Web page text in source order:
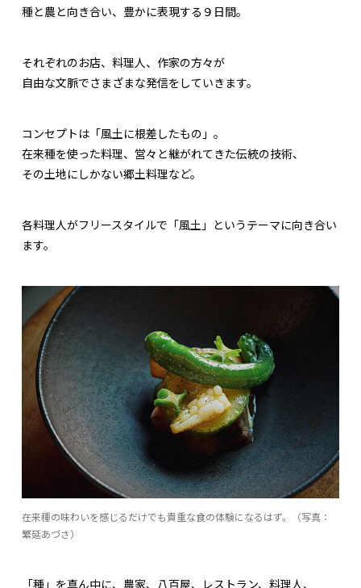
種と農と向き合い、豊かに表現する９日間。
それぞれのお店、料理人、作家の方々が
自由な文脈でさまざまな発信をしていきます。
コンセプトは「風土に根差したもの」。
在来種を使った料理、営々と継がれてきた伝統の技術、
その土地にしかない郷土料理など。
各料理人がフリースタイルで「風土」というテーマに向き合い
ます。
在来種の味わいを感じるだけでも貴重な食の体験になるはず。（写真：
繁延あづさ）
「種」を真ん中に、農家、八百屋、レストラン、料理人、